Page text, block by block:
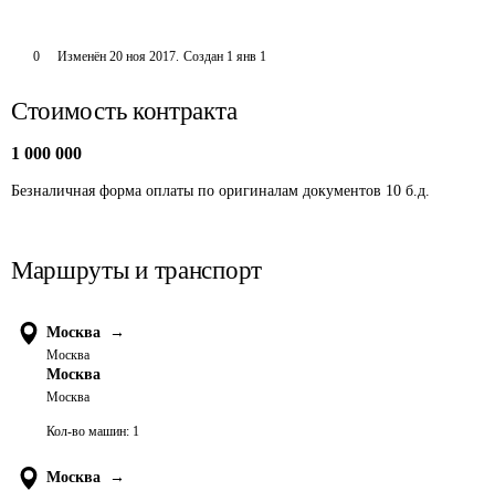
0 Изменён 20 ноя 2017. Создан 1 янв 1
Стоимость контракта
1 000 000
Безналичная форма оплаты по оригиналам документов 10 б.д.
Маршруты и транспорт
Москва →
Москва
Москва
Москва
Кол-во машин: 1
Москва →